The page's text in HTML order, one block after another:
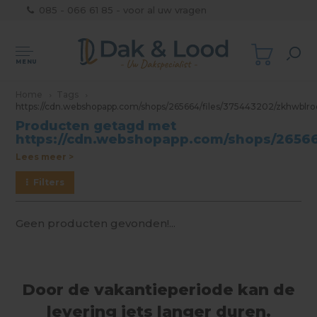
MENU
https://cdn.webshopapp.com/shops/265664/files/375443202/
Producten getagd met
https://cdn.webshopapp.com/shops/
Lees meer >
Filters
Geen producten gevonden!...
Door de vakantieperiode kan de
levering iets langer duren.